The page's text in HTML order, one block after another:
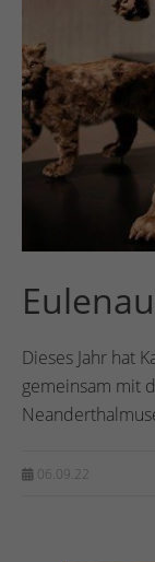
Dieses Jahr hat
gemeinsam mit
06.09.22